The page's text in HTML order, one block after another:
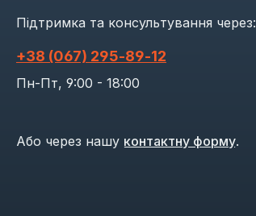
Підтримка та консультування через:
+38 (067) 295‑89‑12
Пн-Пт, 9:00 - 18:00
Або через нашу контактну форму.